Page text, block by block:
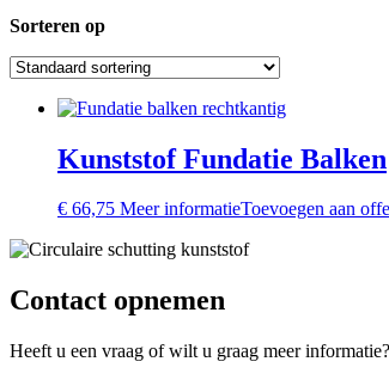
Sorteren op
Kunststof Fundatie Balken
€ 66,75 Meer informatieToevoegen aan
Contact opnemen
Heeft u een vraag of wilt u graag meer